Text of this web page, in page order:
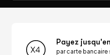
Payez
par carte bancaire